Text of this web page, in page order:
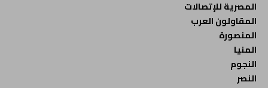
المصرية للإتصالات
المقاولون العرب
المنصورة
المنيا
النجوم
النصر